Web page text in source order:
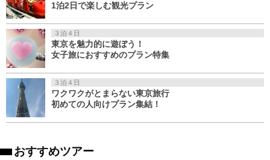
1泊2日で楽しむ観光プラン
３泊４日
東京を魅力的に遊ぼう！
女子旅におすすめのプラン特集
３泊４日
ワクワクがとまらない東京旅行
初めての人向けプラン集結！
おすすめツアー